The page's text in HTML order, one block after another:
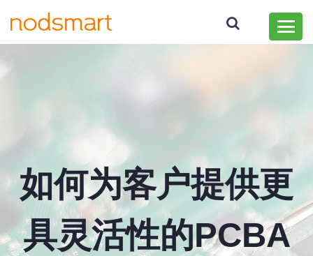
如何为客户提供更
具灵活性的PCBA